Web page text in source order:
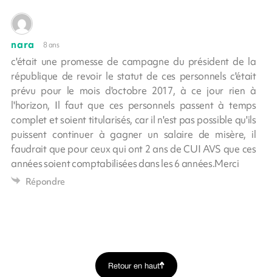
nara 8 ans
c'était une promesse de campagne du président de la
république de revoir le statut de ces personnels c'était
prévu pour le mois d'octobre 2017, à ce jour rien à
l'horizon, Il faut que ces personnels passent à temps
complet et soient titularisés, car il n'est pas possible qu'ils
puissent continuer à gagner un salaire de misère, il
faudrait que pour ceux qui ont 2 ans de CUI AVS que ces
années soient comptabilisées dans les 6 années.Merci
Répondre
Retour en haut